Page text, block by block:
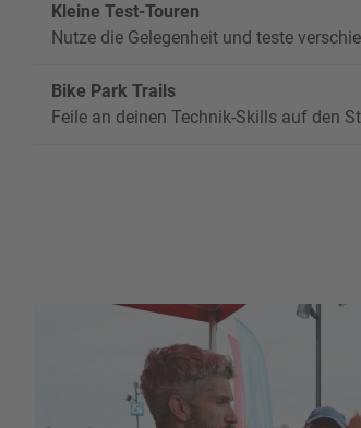
Kleine Test-Touren
Nutze die Gelegenheit und teste
Bike Park Trails
Feile an deinen Technik-Skills auf den